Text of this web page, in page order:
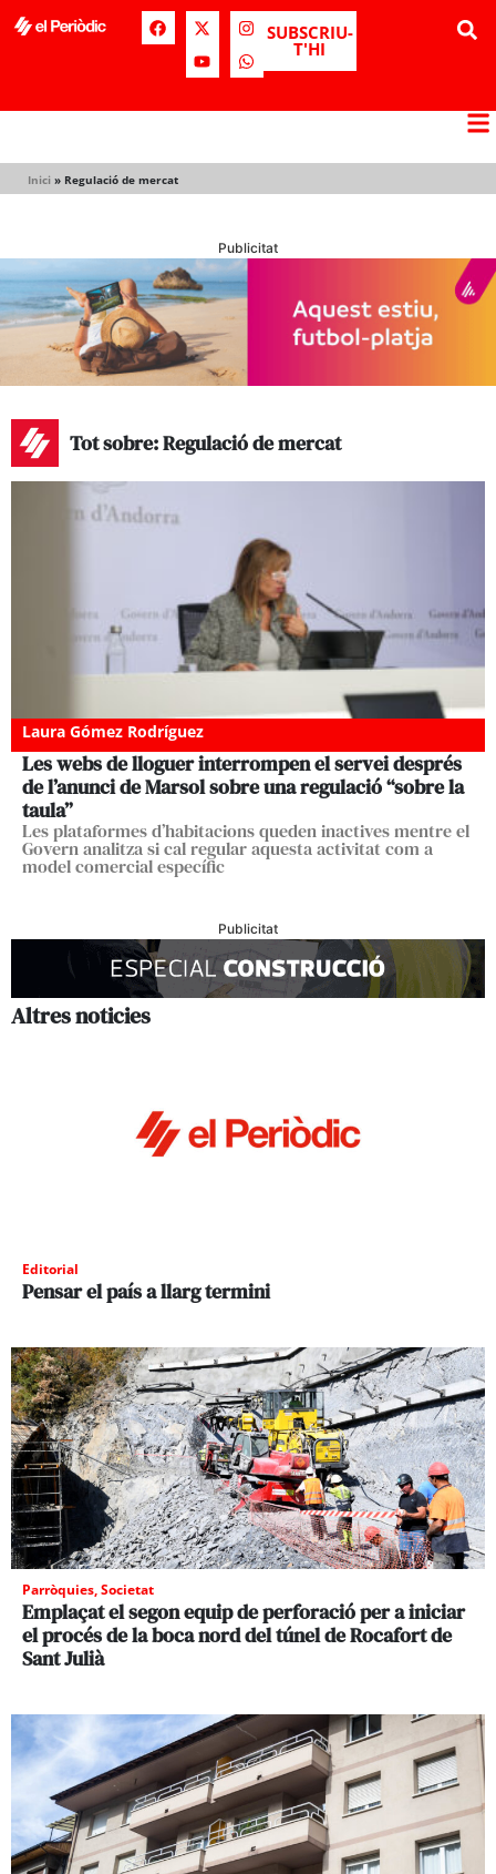
SUBSCRIU-
T'HI
Inici » Regulació de mercat
Publicitat
Tot sobre: Regulació de mercat
Laura Gómez Rodríguez
Les webs de lloguer interrompen el servei després
de l’anunci de Marsol sobre una regulació “sobre la
taula”
Les plataformes d’habitacions queden inactives mentre el
Govern analitza si cal regular aquesta activitat com a
model comercial específic
Publicitat
Altres noticies
Editorial
Pensar el país a llarg termini
Parròquies,Societat
Emplaçat el segon equip de perforació per a iniciar
el procés de la boca nord del túnel de Rocafort de
Sant Julià